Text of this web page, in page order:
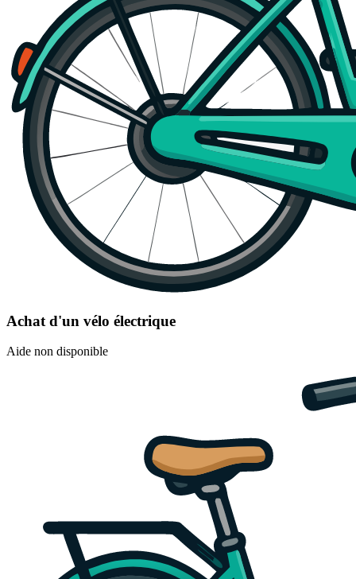
Achat d'un vélo électrique
Aide non disponible